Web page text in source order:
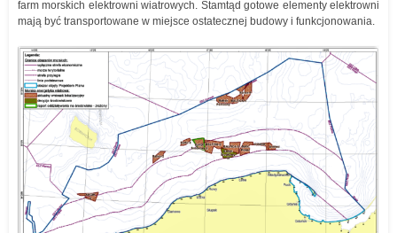
farm morskich elektrowni wiatrowych. Stamtąd gotowe elementy elektrowni
mają być transportowane w miejsce ostatecznej budowy i funkcjonowania.